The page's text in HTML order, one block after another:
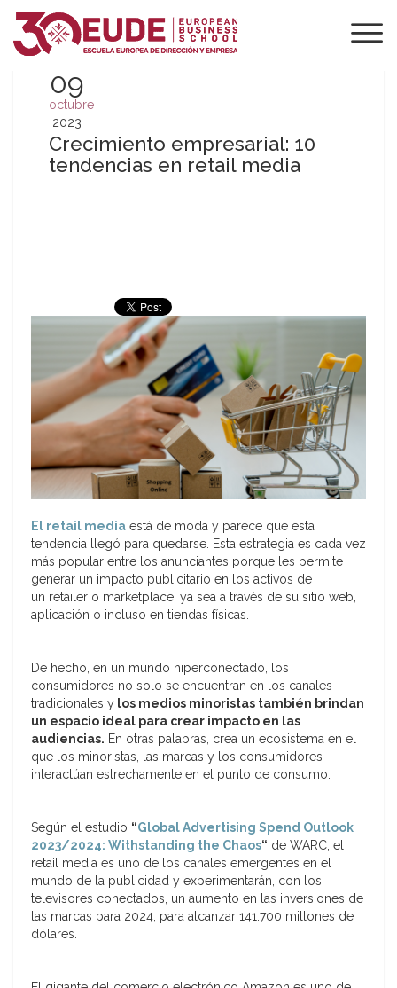
09
octubre
2023
Crecimiento empresarial: 10
tendencias en retail media
El retail media está de moda y parece que esta
tendencia llegó para quedarse. Esta estrategia es cada vez
más popular entre los anunciantes porque les permite
generar un impacto publicitario en los activos de
un retailer o marketplace, ya sea a través de su sitio web,
aplicación o incluso en tiendas físicas.
De hecho, en un mundo hiperconectado, los
consumidores no solo se encuentran en los canales
tradicionales y los medios minoristas también brindan
un espacio ideal para crear impacto en las
audiencias. En otras palabras, crea un ecosistema en el
que los minoristas, las marcas y los consumidores
interactúan estrechamente en el punto de consumo.
Según el estudio “Global Advertising Spend Outlook
2023/2024: Withstanding the Chaos“ de WARC, el
retail media es uno de los canales emergentes en el
mundo de la publicidad y experimentarán, con los
televisores conectados, un aumento en las inversiones de
las marcas para 2024, para alcanzar 141.700 millones de
dólares.